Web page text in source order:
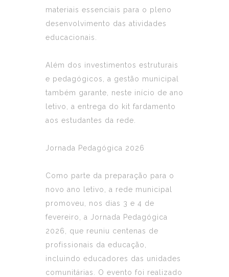
materiais essenciais para o pleno
desenvolvimento das atividades
educacionais.
Além dos investimentos estruturais
e pedagógicos, a gestão municipal
também garante, neste início de ano
letivo, a entrega do kit fardamento
aos estudantes da rede.
Jornada Pedagógica 2026
Como parte da preparação para o
novo ano letivo, a rede municipal
promoveu, nos dias 3 e 4 de
fevereiro, a Jornada Pedagógica
2026, que reuniu centenas de
profissionais da educação,
incluindo educadores das unidades
comunitárias. O evento foi realizado